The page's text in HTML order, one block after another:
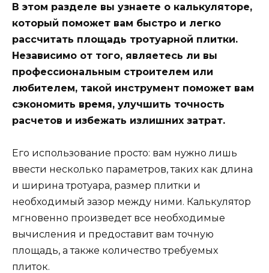
В этом разделе вы узнаете о калькуляторе,
который поможет вам быстро и легко
рассчитать площадь тротуарной плитки.
Независимо от того, являетесь ли вы
профессиональным строителем или
любителем, такой инструмент поможет вам
сэкономить время, улучшить точность
расчетов и избежать излишних затрат.
Его использование просто: вам нужно лишь
ввести несколько параметров, таких как длина
и ширина тротуара, размер плитки и
необходимый зазор между ними. Калькулятор
мгновенно произведет все необходимые
вычисления и предоставит вам точную
площадь, а также количество требуемых
плиток.